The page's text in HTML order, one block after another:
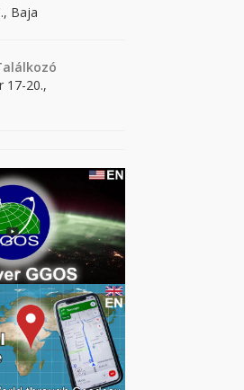
Baja
17-20.,